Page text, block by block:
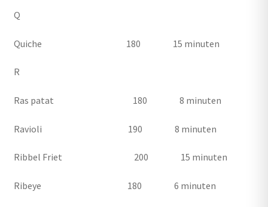
Q
Quiche 180 15 minuten
R
Ras patat 180 8 minuten
Ravioli 190 8 minuten
Ribbel Friet 200 15 minuten
Ribeye 180 6 minuten